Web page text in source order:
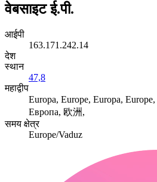
वेबसाइट ई.पी.
आईपी
163.171.242.14
देश
स्थान
47,8
महाद्वीप
Europa, Europe, Europa,
Европа, 欧洲,
समय क्षेत्र
Europe/Vaduz